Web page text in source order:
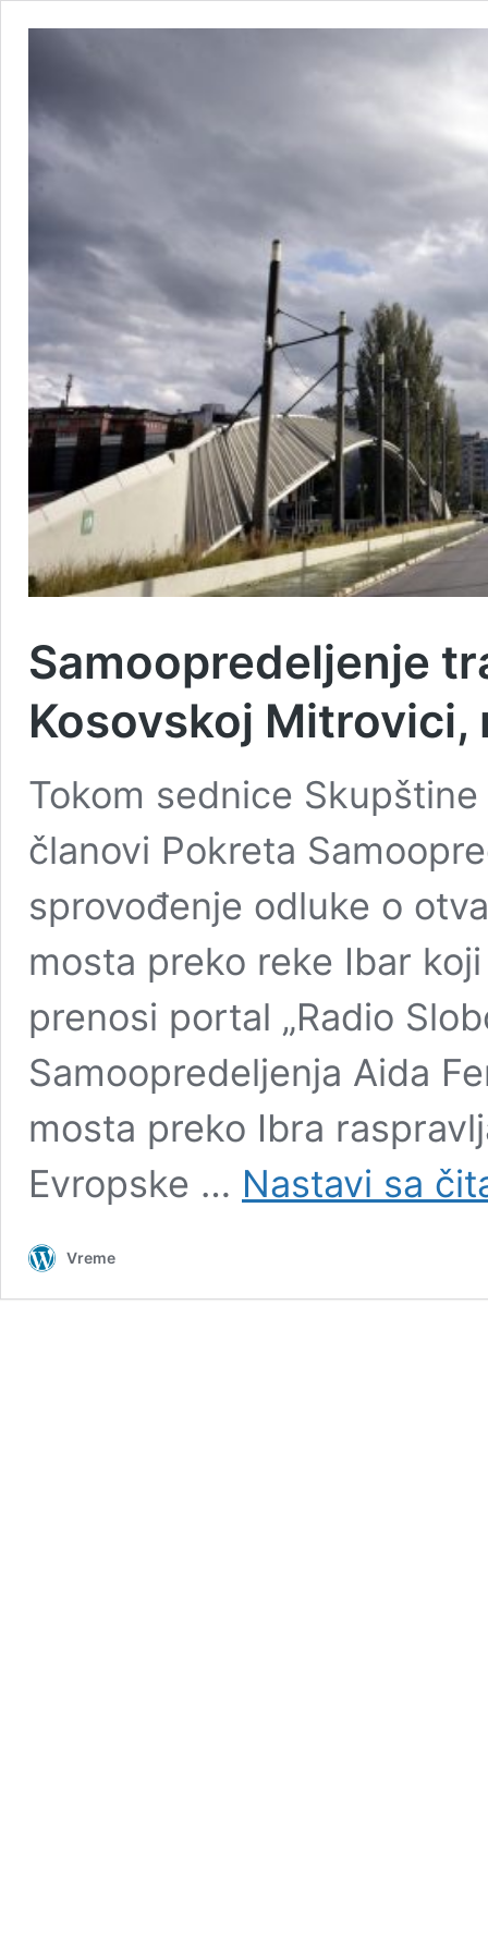
Samoopredeljenje
Kosovskoj Mitrovici,
Tokom sednice
članovi Pokreta
sprovođenje odluke o
mosta preko reke Ibar
prenosi portal „Radio
Samoopredeljenja Aida
mosta preko Ibra
Evropske … Nastavi sa
Vreme